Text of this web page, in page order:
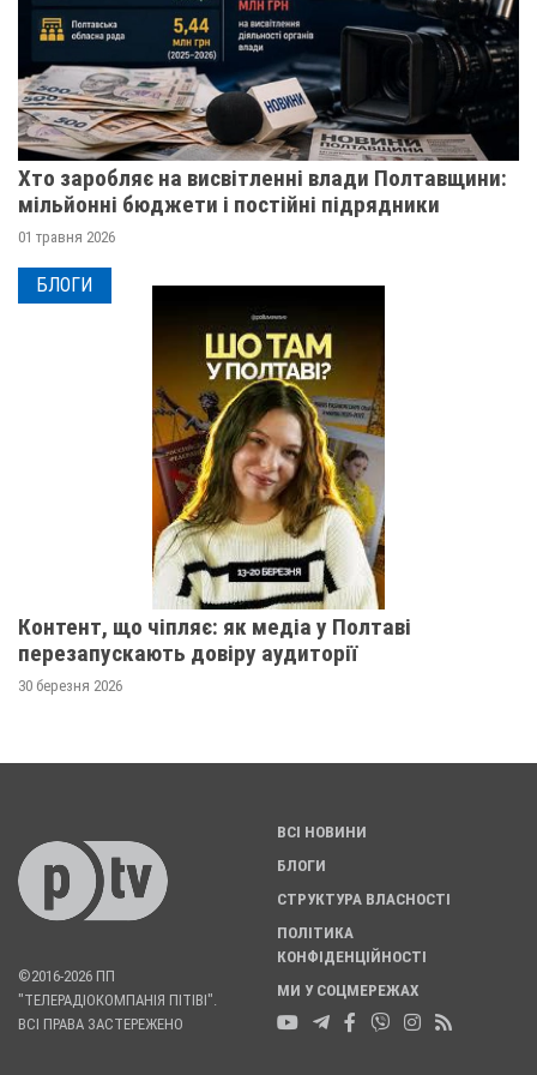
Хто заробляє на висвітленні влади Полтавщини:
мільйонні бюджети і постійні підрядники
01 травня 2026
БЛОГИ
Контент, що чіпляє: як медіа у Полтаві
перезапускають довіру аудиторії
30 березня 2026
©2016-2026 ПП
"ТЕЛЕРАДІОКОМПАНІЯ ПІТІВІ".
ВСІ ПРАВА ЗАСТЕРЕЖЕНО
ВСІ НОВИНИ
БЛОГИ
СТРУКТУРА ВЛАСНОСТІ
ПОЛІТИКА
КОНФІДЕНЦІЙНОСТІ
МИ У СОЦМЕРЕЖАХ